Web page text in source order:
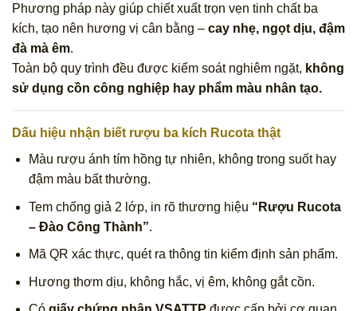
Phương pháp này giúp chiết xuất trọn vẹn tinh chất ba
kích, tạo nên hương vị cân bằng – cay nhẹ, ngọt dịu, đậm
đà mà êm.
Toàn bộ quy trình đều được kiểm soát nghiêm ngặt, không
sử dụng cồn công nghiệp hay phẩm màu nhân tạo.
Dấu hiệu nhận biết rượu ba kích Rucota thật
Màu rượu ánh tím hồng tự nhiên, không trong suốt hay
đậm màu bất thường.
Tem chống giả 2 lớp, in rõ thương hiệu “Rượu Rucota
– Đào Công Thành”.
Mã QR xác thực, quét ra thông tin kiểm định sản phẩm.
Hương thơm dịu, không hắc, vị êm, không gắt cồn.